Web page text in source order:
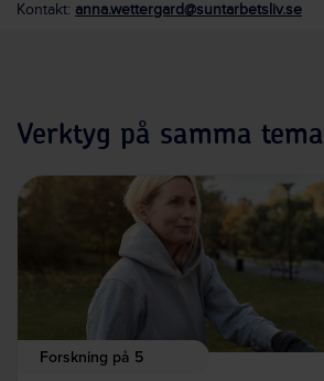
Kontakt: anna.wettergard@suntarbetsliv.se
Verktyg på samma tema
Forskning på 5